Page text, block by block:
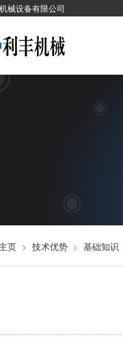
械设备有限公司
主页 > 技术优势 > 基础知识